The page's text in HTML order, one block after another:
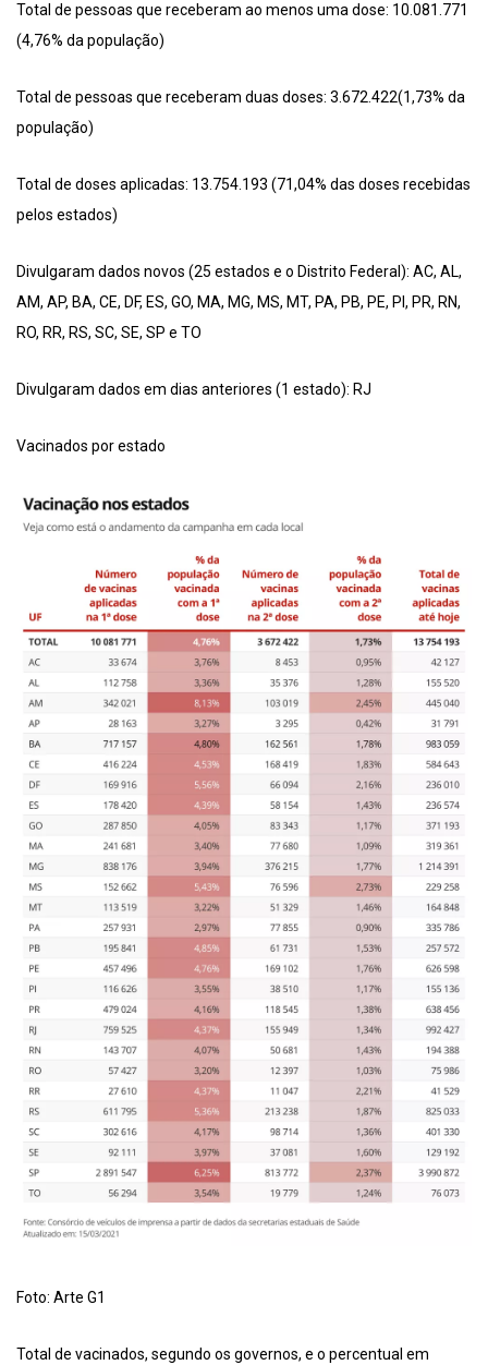
Total de pessoas que receberam ao menos uma dose: 10.081.771
(4,76% da população)
Total de pessoas que receberam duas doses: 3.672.422(1,73% da
população)
Total de doses aplicadas: 13.754.193 (71,04% das doses recebidas
pelos estados)
Divulgaram dados novos (25 estados e o Distrito Federal): AC, AL,
AM, AP, BA, CE, DF, ES, GO, MA, MG, MS, MT, PA, PB, PE, PI, PR, RN,
RO, RR, RS, SC, SE, SP e TO
Divulgaram dados em dias anteriores (1 estado): RJ
Vacinados por estado
Foto: Arte G1
Total de vacinados, segundo os governos, e o percentual em